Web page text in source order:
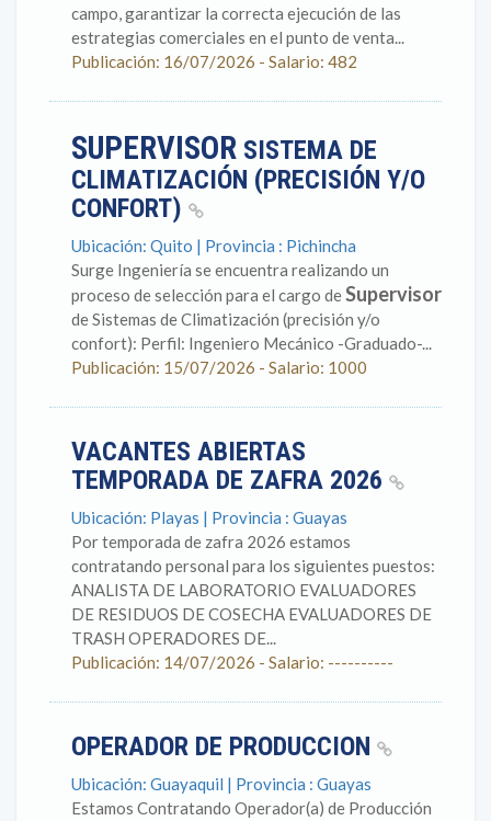
campo, garantizar la correcta ejecución de las
estrategias comerciales en el punto de venta...
Publicación: 16/07/2026 - Salario: 482
SUPERVISOR SISTEMA DE
CLIMATIZACIÓN (PRECISIÓN Y/O
CONFORT)
Ubicación: Quito | Provincia : Pichincha
Surge Ingeniería se encuentra realizando un
proceso de selección para el cargo deSupervisor
de Sistemas de Climatización (precisión y/o
confort): Perfil: Ingeniero Mecánico -Graduado-...
Publicación: 15/07/2026 - Salario: 1000
VACANTES ABIERTAS
TEMPORADA DE ZAFRA 2026
Ubicación: Playas | Provincia : Guayas
Por temporada de zafra 2026 estamos
contratando personal para los siguientes puestos:
ANALISTA DE LABORATORIO EVALUADORES
DE RESIDUOS DE COSECHA EVALUADORES DE
TRASH OPERADORES DE...
Publicación: 14/07/2026 - Salario: ----------
OPERADOR DE PRODUCCION
Ubicación: Guayaquil | Provincia : Guayas
Estamos Contratando Operador(a) de Producción